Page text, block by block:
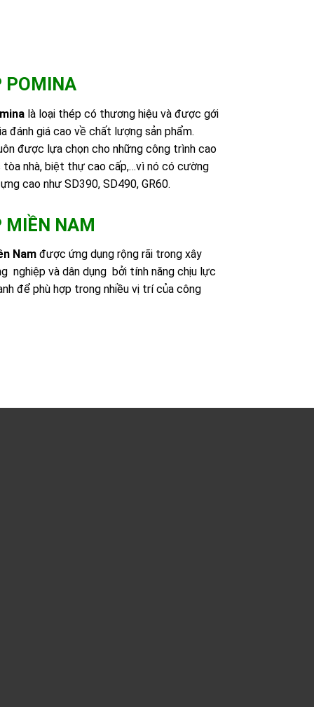
POMINA
là loại thép có thương hiệu và được gới
đánh giá cao về chất lượng sản phẩm.
được lựa chọn cho những công trình cao
tòa nhà, biệt thự cao cấp,…vì nó có cường
cao như SD390, SD490, GR60.
MIỀN NAM
Nam được ứng dụng rộng rãi trong xây
nghiệp và dân dụng bởi tính năng chịu lực
để phù hợp trong nhiều vị trí của công